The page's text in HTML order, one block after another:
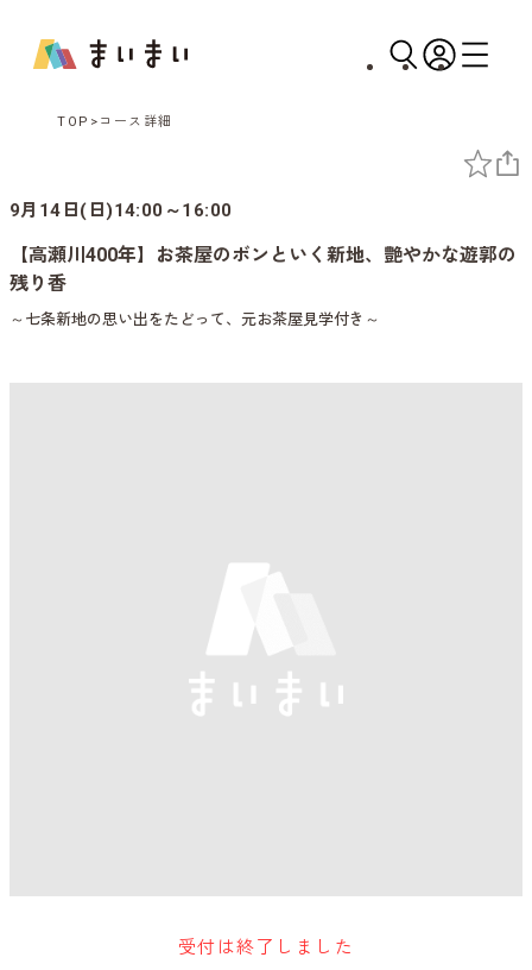
TOP コース詳細
9月14日(日)14:00～16:00
【高瀬川400年】お茶屋のボンといく新地、艶やかな遊郭の
残り香
～七条新地の思い出をたどって、元お茶屋見学付き～
受付は終了しました